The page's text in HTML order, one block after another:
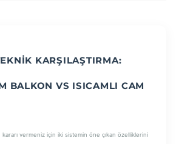
KARŞILAŞTIRMA:
BALKON VS ISICAMLI CAM
vermeniz için iki sistemin öne çıkan özelliklerini